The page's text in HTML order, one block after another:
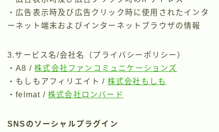
・広告表示時及び広告クリック時に使用されたインタ
ーネット端末およびインターネットブラウザの情報
3.サービス名/会社名（プライバシーポリシー）
・A8 /株式会社ファンコミュニケーションズ
・もしもアフィリエイト / 株式会社もしも
・felmat / 株式会社ロンバード
SNSのソーシャルプラグイン